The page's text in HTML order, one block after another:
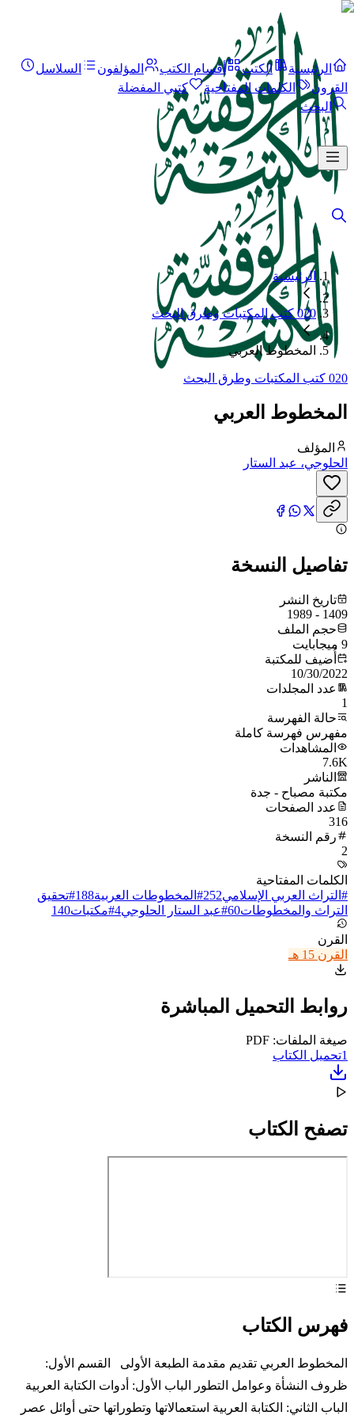
الرئيسية الكتب أقسام الكتب المؤلفون
السلاسل
القرون
الكلمات المفتاحية
كتبي المفضلة
البحث
الرئيسية
020 كتب المكتبات وطرق البحث
المخطوط العربي
020 كتب المكتبات وطرق البحث
المخطوط العربي
المؤلف
الحلوجي، عبد الستار
تفاصيل النسخة
تاريخ النشر
1409 - 1989
حجم الملف
9 ميجابايت
أُضيف للمكتبة
10/30/2022
عدد المجلدات
1
حالة الفهرسة
مفهرس فهرسة كاملة
المشاهدات
7.6K
الناشر
مكتبة مصباح - جدة
عدد الصفحات
316
رقم النسخة
2
الكلمات المفتاحية
# التراث العربي الإسلامي252
# المخطوطات العربية188
#تحقيق
التراث والمخطوطات60
#عبد الستار الحلوجي4
#مكتبات140
القرن
القرن 15 هـ
روابط التحميل المباشرة
صيغة الملفات: PDF
1تحميل الكتاب
تصفح الكتاب
فهرس الكتاب
المخطوط العربي تقديم مقدمة الطبعة الأولى القسم الأول:
ظروف النشأة وعوامل التطور الباب الأول: أدوات الكتابة العربية
الباب الثاني: الكتابة العربية استعمالاتها وتطوراتها حتى أوائل عصر